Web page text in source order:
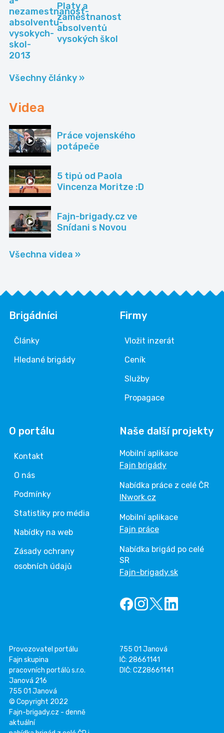
Platy a
zaměstnanost
absolventů
vysokých škol
Všechny články »
Videa
Práce vojenského
potápeče
5 tipů od Paola
Vincenza Moritze :D
Fajn-brigady.cz ve
Snídani s Novou
Všechna videa »
Brigádníci
Články
Hledané brigády
Firmy
Vložit inzerát
Ceník
Služby
Propagace
O portálu
Kontakt
O nás
Podmínky
Statistiky pro média
Nabídky na web
Zásady ochrany
osobních údajů
Naše další projekty
Mobilní aplikace
Fajn brigády
Nabídka práce z celé ČR
INwork.cz
Mobilní aplikace
Fajn práce
Nabídka brigád po celé
SR
Fajn-brigady.sk
Provozovatel portálu
Fajn skupina
pracovních portálů s.r.o.
Janová 216
755 01 Janová
755 01 Janová
IČ: 28661141
DIČ: CZ28661141
© Copyright 2022
Fajn-brigady.cz - denně
aktuální